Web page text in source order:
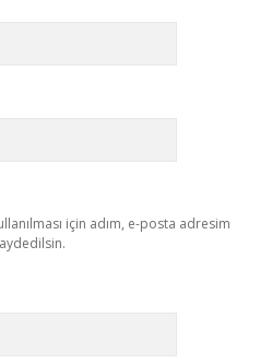
için adım, e-posta adresim